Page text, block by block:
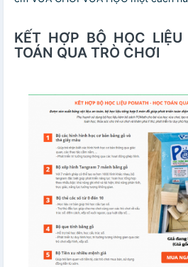
KẾT HỢP BỘ HỌC
TOÁN QUA TRÒ CHƠI